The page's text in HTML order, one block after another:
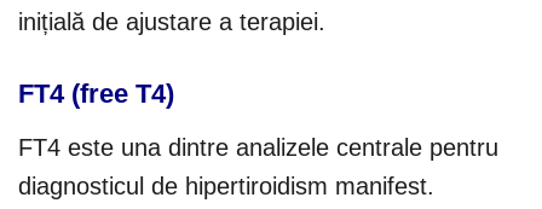
inițială de ajustare a terapiei.
FT4 (free T4)
FT4 este una dintre analizele centrale pentru
diagnosticul de hipertiroidism manifest.